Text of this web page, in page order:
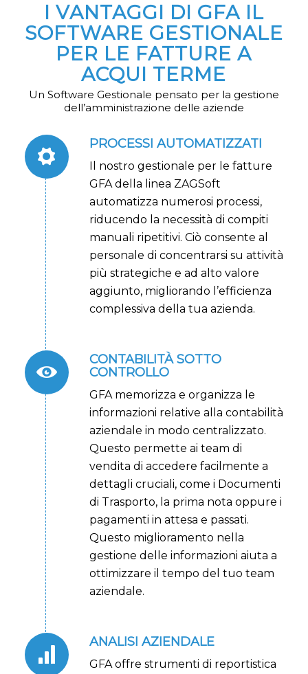
I VANTAGGI DI GFA IL
SOFTWARE GESTIONALE
PER LE FATTURE A
ACQUI TERME
Un Software Gestionale pensato per la gestione
dell’amministrazione delle aziende
PROCESSI AUTOMATIZZATI
Il nostro gestionale per le fatture
GFA della linea ZAGSoft
automatizza numerosi processi,
riducendo la necessità di compiti
manuali ripetitivi. Ciò consente al
personale di concentrarsi su attività
più strategiche e ad alto valore
aggiunto, migliorando l’efficienza
complessiva della tua azienda.
CONTABILITÀ SOTTO
CONTROLLO
GFA memorizza e organizza le
informazioni relative alla contabilità
aziendale in modo centralizzato.
Questo permette ai team di
vendita di accedere facilmente a
dettagli cruciali, come i Documenti
di Trasporto, la prima nota oppure i
pagamenti in attesa e passati.
Questo miglioramento nella
gestione delle informazioni aiuta a
ottimizzare il tempo del tuo team
aziendale.
ANALISI AZIENDALE
GFA offre strumenti di reportistica